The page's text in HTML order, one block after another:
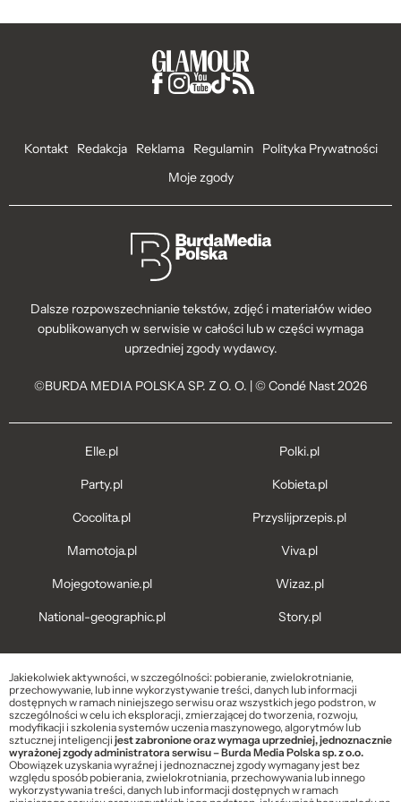
Kontakt Redakcja Reklama Regulamin
Polityka Prywatności
Moje zgody
Dalsze rozpowszechnianie tekstów, zdjęć i materiałów wideo
opublikowanych w serwisie w całości lub w części wymaga
uprzedniej zgody wydawcy.
©BURDA MEDIA POLSKA SP. Z O. O. | © Condé Nast 2026
Elle.pl
Party.pl
Cocolita.pl
Mamotoja.pl
Mojegotowanie.pl
National-geographic.pl
Polki.pl
Kobieta.pl
Przyslijprzepis.pl
Viva.pl
Wizaz.pl
Story.pl
Jakiekolwiek aktywności, w szczególności: pobieranie, zwielokrotnianie,
przechowywanie, lub inne wykorzystywanie treści, danych lub informacji
dostępnych w ramach niniejszego serwisu oraz wszystkich jego podstron, w
szczególności w celu ich eksploracji, zmierzającej do tworzenia, rozwoju,
modyfikacji i szkolenia systemów uczenia maszynowego, algorytmów lub
sztucznej inteligencjijest zabronione oraz wymaga uprzedniej, jednoznacznie
wyrażonej zgody administratora serwisu – Burda Media Polska sp. z o.o.
Obowiązek uzyskania wyraźnej i jednoznacznej zgody wymagany jest bez
względu sposób pobierania, zwielokrotniania, przechowywania lub innego
wykorzystywania treści, danych lub informacji dostępnych w ramach